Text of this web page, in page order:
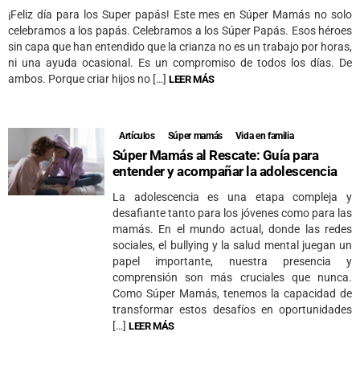
¡Feliz día para los Super papás! Este mes en Súper Mamás no solo
celebramos a los papás. Celebramos a los Súper Papás. Esos héroes
sin capa que han entendido que la crianza no es un trabajo por horas,
ni una ayuda ocasional. Es un compromiso de todos los días. De
ambos. Porque criar hijos no […] LEER MÁS
Artículos Súper mamás Vida en familia
Súper Mamás al Rescate: Guía para
entender y acompañar la adolescencia
La adolescencia es una etapa compleja y
desafiante tanto para los jóvenes como para las
mamás. En el mundo actual, donde las redes
sociales, el bullying y la salud mental juegan un
papel importante, nuestra presencia y
comprensión son más cruciales que nunca.
Como Súper Mamás, tenemos la capacidad de
transformar estos desafíos en oportunidades
[…] LEER MÁS